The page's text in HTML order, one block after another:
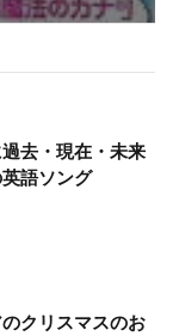
去・現在・未来
英語ソング
クリスマスのお